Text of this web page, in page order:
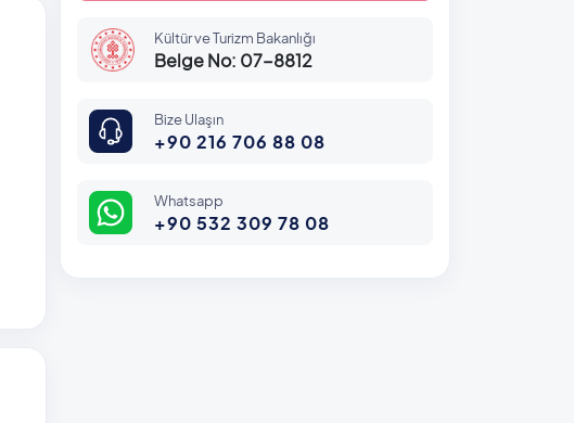
Kültür ve Turizm Bakanlığı
Belge No: 07-8812
Bize Ulaşın
+90 216 706 88 08
Whatsapp
+90 532 309 78 08